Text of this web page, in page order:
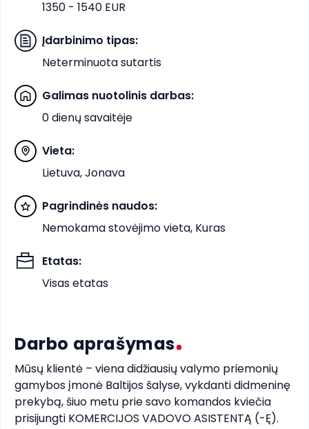
1350 - 1540 EUR
Įdarbinimo tipas:
Neterminuota sutartis
Galimas nuotolinis darbas:
0 dienų savaitėje
Vieta:
Lietuva, Jonava
Pagrindinės naudos:
Nemokama stovėjimo vieta, Kuras
Etatas:
Visas etatas
Darbo aprašymas
Mūsų klientė – viena didžiausių valymo priemonių
gamybos įmonė Baltijos šalyse, vykdanti didmeninę
prekybą, šiuo metu prie savo komandos kviečia
prisijungti KOMERCIJOS VADOVO ASISTENTĄ (-Ę).